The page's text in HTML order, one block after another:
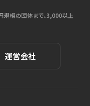
規模の団体まで、3,000以上
運営会社